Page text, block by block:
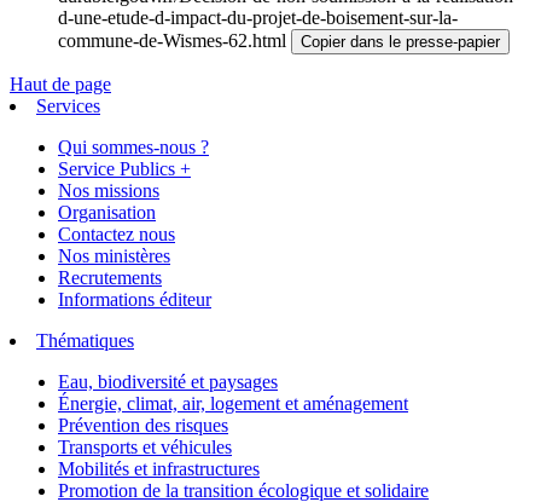
d-une-etude-d-impact-du-projet-de-boisement-sur-la-
commune-de-Wismes-62.html
Copier dans le presse-papier
Haut de page
Services
Qui sommes-nous ?
Service Publics +
Nos missions
Organisation
Contactez nous
Nos ministères
Recrutements
Informations éditeur
Thématiques
Eau, biodiversité et paysages
Énergie, climat, air, logement et aménagement
Prévention des risques
Transports et véhicules
Mobilités et infrastructures
Promotion de la transition écologique et solidaire